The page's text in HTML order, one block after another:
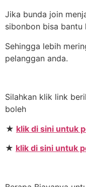
Jika bunda join
sibonbon bisa bantu
Sehingga lebih
pelanggan anda.
Silahkan klik link
boleh
★ klik di sini untuk
★ klik di sini untuk